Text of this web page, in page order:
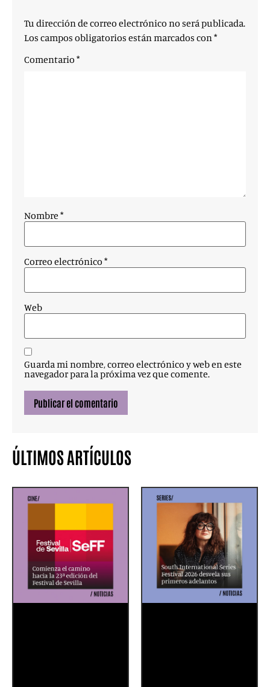
Tu dirección de correo electrónico no será publicada.
Los campos obligatorios están marcados con*
Comentario *
Nombre *
Correo electrónico *
Web
Guarda mi nombre, correo electrónico y web en este
navegador para la próxima vez que comente.
ÚLTIMOS ARTÍCULOS